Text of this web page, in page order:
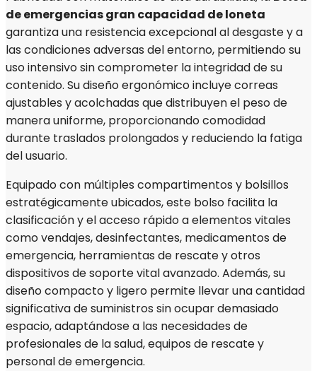
de emergencias gran capacidad de loneta
garantiza una resistencia excepcional al desgaste y a
las condiciones adversas del entorno, permitiendo su
uso intensivo sin comprometer la integridad de su
contenido. Su diseño ergonómico incluye correas
ajustables y acolchadas que distribuyen el peso de
manera uniforme, proporcionando comodidad
durante traslados prolongados y reduciendo la fatiga
del usuario.
Equipado con múltiples compartimentos y bolsillos
estratégicamente ubicados, este bolso facilita la
clasificación y el acceso rápido a elementos vitales
como vendajes, desinfectantes, medicamentos de
emergencia, herramientas de rescate y otros
dispositivos de soporte vital avanzado. Además, su
diseño compacto y ligero permite llevar una cantidad
significativa de suministros sin ocupar demasiado
espacio, adaptándose a las necesidades de
profesionales de la salud, equipos de rescate y
personal de emergencia.